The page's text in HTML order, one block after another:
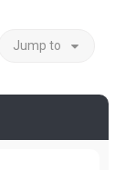
Jump to